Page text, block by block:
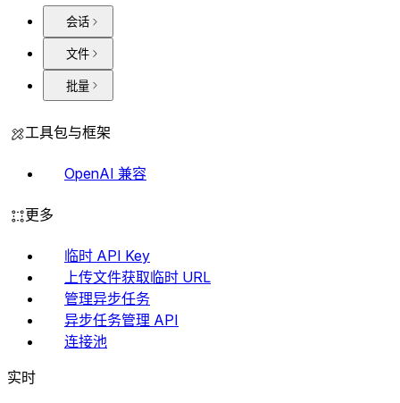
会话
文件
批量
工具包与框架
OpenAI 兼容
更多
临时 API Key
上传文件获取临时 URL
管理异步任务
异步任务管理 API
连接池
实时